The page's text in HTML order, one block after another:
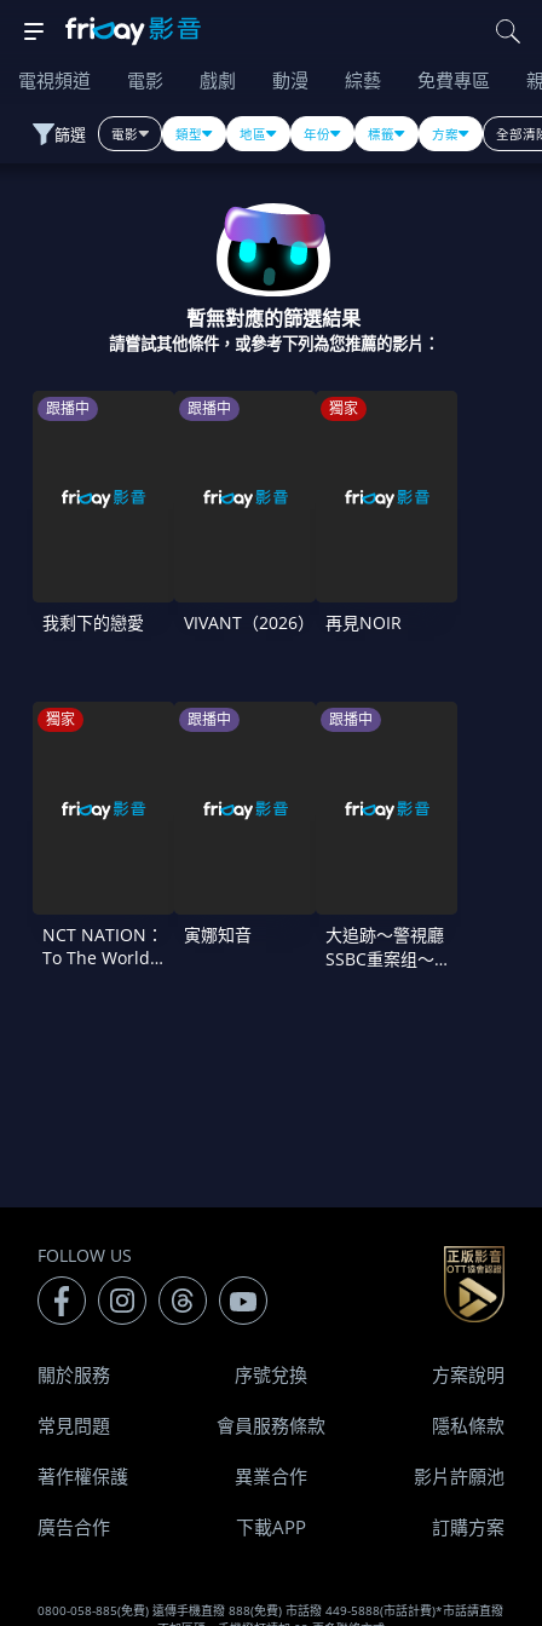
電視頻道 電影 戲劇 動漫 綜藝 免費專區
篩選 電影 類型 地區 年份 標籤 方案 全部清
暫無對應的篩選結果
請嘗試其他條件，或參考下列為您推薦的影片：
跟播中
我剩下的戀愛
跟播中
VIVANT（2026）
獨家
再見NOIR
獨家
NCT NATION：
To The World
跟播中
寅娜知音
跟播中
大追跡〜警視廳
SSBC重案组〜
FOLLOW US
0800-058-885(免費) 遠傳手機直撥 888(免費) 市話撥 449-5888(市話計費)*市話請直撥
關於服務 序號兌換 方案說明
常見問題 會員服務條款 隱私條款
著作權保護 異業合作 影片許願池
廣告合作 下載APP 訂購方案